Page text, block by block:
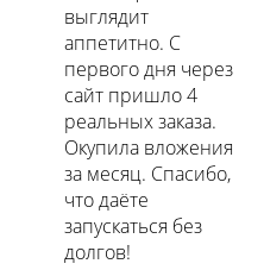
выглядит
аппетитно. С
первого дня через
сайт пришло 4
реальных заказа.
Окупила вложения
за месяц. Спасибо,
что даёте
запускаться без
долгов!